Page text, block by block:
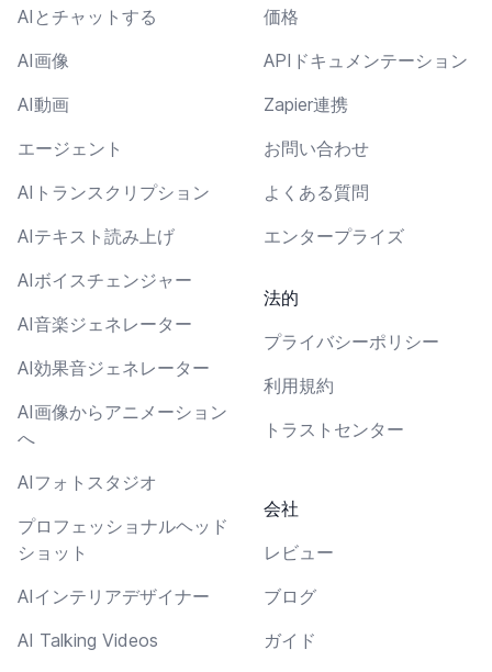
AIとチャットする
AI画像
AI動画
エージェント
AIトランスクリプション
AIテキスト読み上げ
AIボイスチェンジャー
AI音楽ジェネレーター
AI効果音ジェネレーター
AI画像からアニメーション
へ
AIフォトスタジオ
プロフェッショナルヘッド
ショット
AIインテリアデザイナー
AI Talking Videos
価格
APIドキュメンテーション
Zapier連携
お問い合わせ
よくある質問
エンタープライズ
法的
プライバシーポリシー
利用規約
トラストセンター
会社
レビュー
ブログ
ガイド